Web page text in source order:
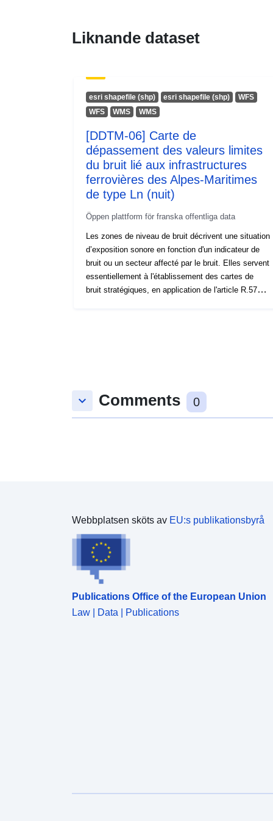
Liknande dataset
esri shapefile (shp) esri shapefile (shp)
WFS
WFS
WMS WMS
[DDTM-06] Carte de
dépassement des valeurs limites
du bruit lié aux infrastructures
ferrovières des Alpes-Maritimes
de type Ln (nuit)
Öppen plattform för franska offentliga data
Les zones de niveau de bruit décrivent une situation
d’exposition sonore en fonction d'un indicateur de
bruit ou un secteur affecté par le bruit. Elles servent
essentiellement à l'établissement des cartes de
bruit stratégiques, en application de l'article R.572-5
keyboard_arrow_down Comments 0
Webbplatsen sköts av EU:s publikationsbyrå
Publications Office of the European Union
Law | Data | Publications